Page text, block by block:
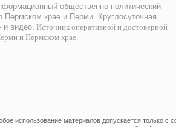
общественно-политический
Пермском крае и Перми. Круглосуточная
и видео. Источник оперативной и достоверной
и Пермском крае.
использование материалов допускается только с